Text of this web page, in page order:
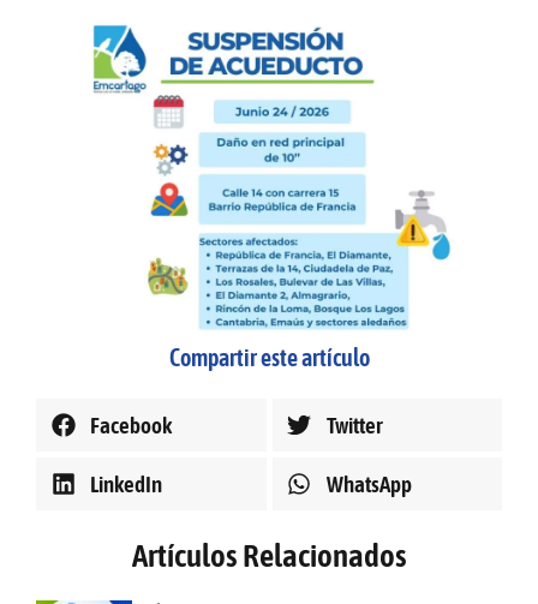
Compartir este artículo
Facebook Twitter
LinkedIn WhatsApp
Artículos Relacionados